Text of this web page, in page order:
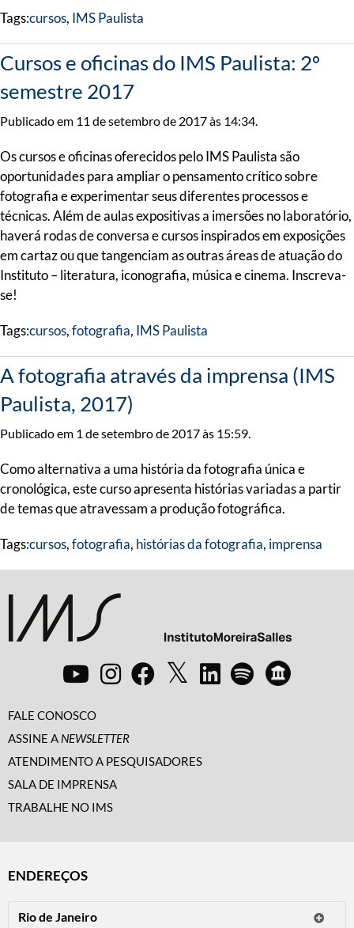
Tags:cursos, IMS Paulista
Cursos e oficinas do IMS Paulista: 2º
semestre 2017
Publicado em 11 de setembro de 2017 às 14:34.
Os cursos e oficinas oferecidos pelo IMS Paulista são
oportunidades para ampliar o pensamento crítico sobre
fotografia e experimentar seus diferentes processos e
técnicas. Além de aulas expositivas a imersões no laboratório,
haverá rodas de conversa e cursos inspirados em exposições
em cartaz ou que tangenciam as outras áreas de atuação do
Instituto – literatura, iconografia, música e cinema. Inscreva-
se!
Tags:cursos,fotografia, IMS Paulista
A fotografia através da imprensa (IMS
Paulista, 2017)
Publicado em 1 de setembro de 2017 às 15:59.
Como alternativa a uma história da fotografia única e
cronológica, este curso apresenta histórias variadas a partir
de temas que atravessam a produção fotográfica.
Tags:cursos,fotografia, histórias da fotografia, imprensa
FALE CONOSCO
ASSINE A NEWSLETTER
ATENDIMENTO A PESQUISADORES
SALA DE IMPRENSA
TRABALHE NO IMS
ENDEREÇOS
Rio de Janeiro